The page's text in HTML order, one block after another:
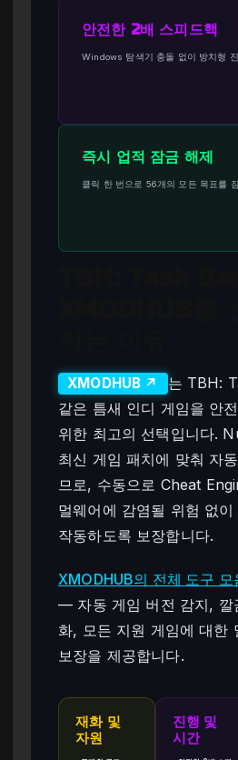
안전한 2배 스피드핵
Windows 탐색기 충돌 없이 방치형
즉시 업적 잠금 해제
클릭 한 번으로 56개의 모든 목표를
XMODHUB ↗
는 TBH:
같은 틈새 인디 게임을 안
위한 최고의 선택입니다.
최신 게임 패치에 맞춰 자
므로, 수동으로 Cheat
멀웨어에 감염될 위험 없
작동하도록 보장합니다.
XMODHUB의 전체 도구 모
— 자동 게임 버전 감지, 깔
화, 모든 지원 게임에 대한
보장을 제공합니다.
재화 및
자원
진행 및
시간